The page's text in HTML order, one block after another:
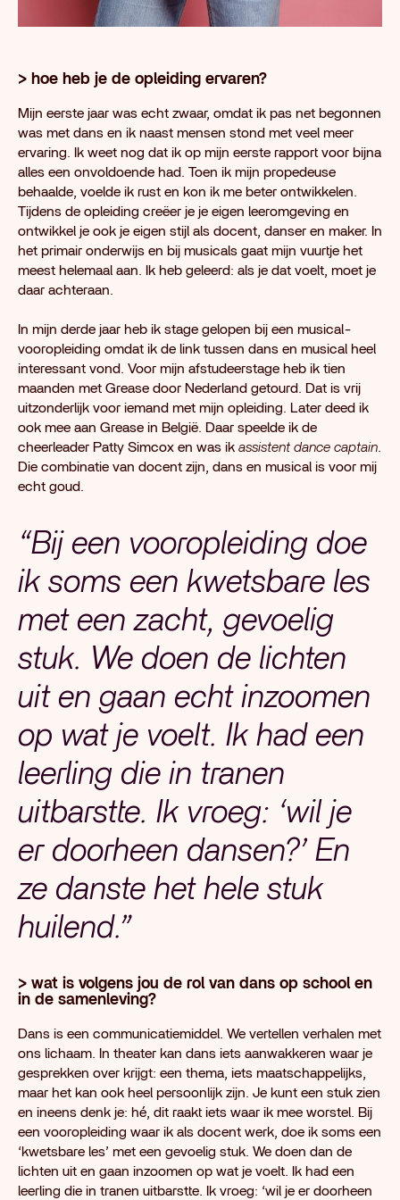
> hoe heb je de opleiding ervaren?
Mijn eerste jaar was echt zwaar, omdat ik pas net begonnen
was met dans en ik naast mensen stond met veel meer
ervaring. Ik weet nog dat ik op mijn eerste rapport voor bijna
alles een onvoldoende had. Toen ik mijn propedeuse
behaalde, voelde ik rust en kon ik me beter ontwikkelen.
Tijdens de opleiding creëer je je eigen leeromgeving en
ontwikkel je ook je eigen stijl als docent, danser en maker. In
het primair onderwijs en bij musicals gaat mijn vuurtje het
meest helemaal aan. Ik heb geleerd: als je dat voelt, moet je
daar achteraan.
In mijn derde jaar heb ik stage gelopen bij een musical-
vooropleiding omdat ik de link tussen dans en musical heel
interessant vond. Voor mijn afstudeerstage heb ik tien
maanden met Grease door Nederland getourd. Dat is vrij
uitzonderlijk voor iemand met mijn opleiding. Later deed ik
ook mee aan Grease in België. Daar speelde ik de
cheerleader Patty Simcox en was ik assistent dance captain.
Die combinatie van docent zijn, dans en musical is voor mij
echt goud.
“Bij een vooropleiding doe
ik soms een kwetsbare les
met een zacht, gevoelig
stuk. We doen de lichten
uit en gaan echt inzoomen
op wat je voelt. Ik had een
leerling die in tranen
uitbarstte. Ik vroeg: ‘wil je
er doorheen dansen?’ En
ze danste het hele stuk
huilend.”
> wat is volgens jou de rol van dans op school en
in de samenleving?
Dans is een communicatiemiddel. We vertellen verhalen met
ons lichaam. In theater kan dans iets aanwakkeren waar je
gesprekken over krijgt: een thema, iets maatschappelijks,
maar het kan ook heel persoonlijk zijn. Je kunt een stuk zien
en ineens denk je: hé, dit raakt iets waar ik mee worstel. Bij
een vooropleiding waar ik als docent werk, doe ik soms een
‘kwetsbare les’ met een gevoelig stuk. We doen dan de
lichten uit en gaan inzoomen op wat je voelt. Ik had een
leerling die in tranen uitbarstte. Ik vroeg: ‘wil je er doorheen